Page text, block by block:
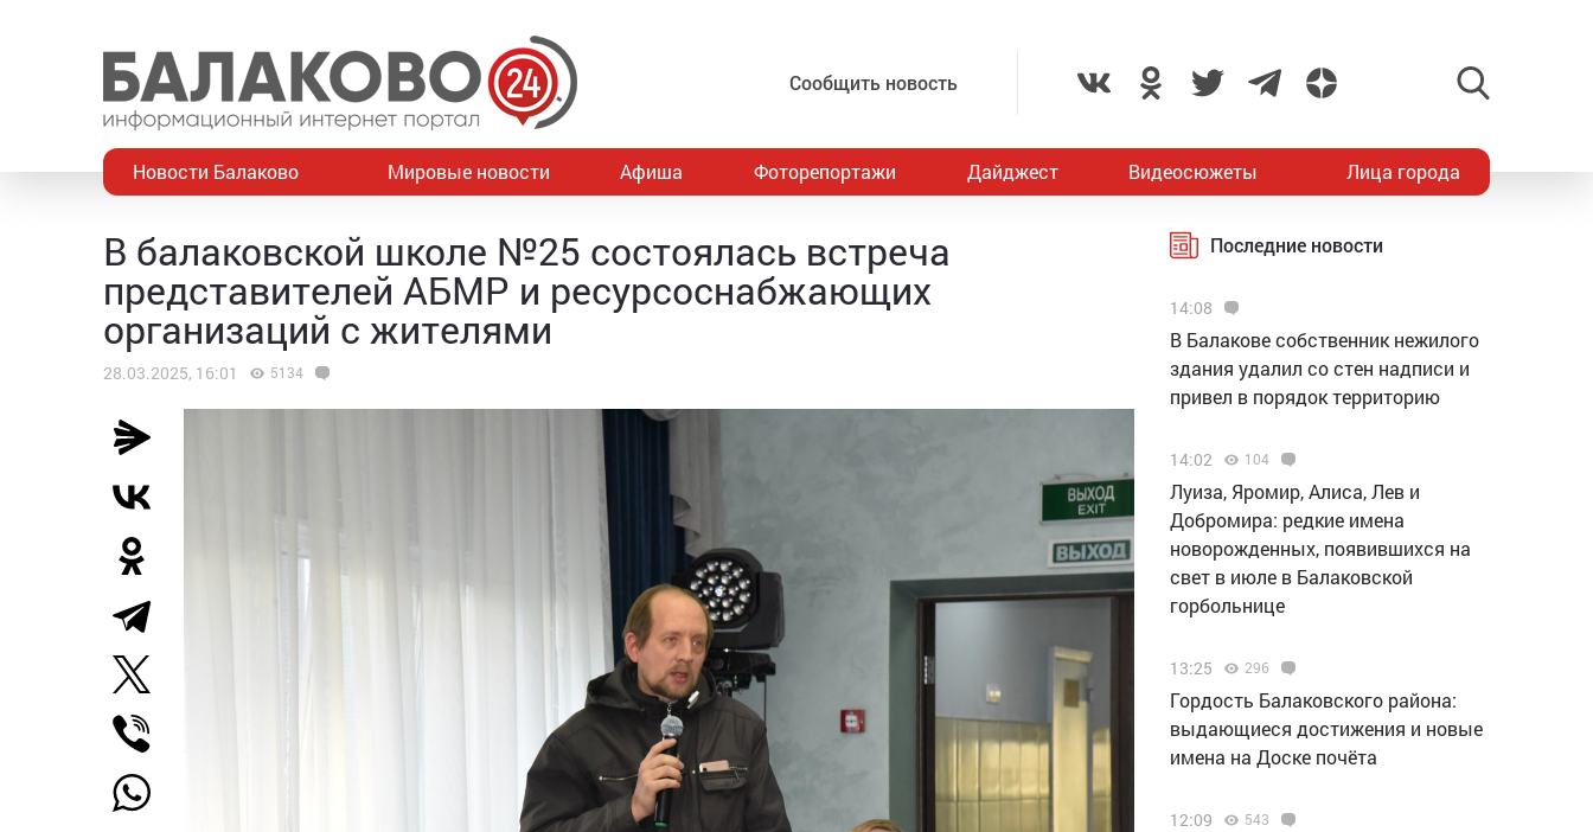
Сообщить новость
Новости Балаково Мировые новости Афиша Фоторепортажи Дайджест Видеосюжеты Лица города
В балаковской школе №25 состоялась встреча
представителей АБМР и ресурсоснабжающих
организаций с жителями
28.03.2025, 16:01 5134
Последние новости
14:08
В Балакове собственник нежилого
здания удалил со стен надписи и
привел в порядок территорию
14:02 104
Луиза, Яромир, Алиса, Лев и
Добромира: редкие имена
новорожденных, появившихся на
свет в июле в Балаковской
горбольнице
13:25 296
Гордость Балаковского района:
выдающиеся достижения и новые
имена на Доске почёта
12:09 543